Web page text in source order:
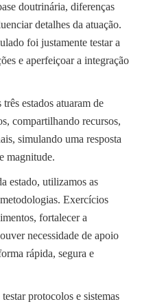
doutrinária, diferenças
detalhes da atuação.
foi justamente testar a
e aperfeiçoar a integração
estados atuaram de
compartilhando recursos,
simulando uma resposta
magnitude.
estado, utilizamos as
Exercícios
fortalecer a
necessidade de apoio
rápida, segura e
protocolos e sistemas